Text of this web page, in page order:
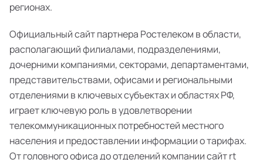
регионах.
Официальный сайт партнера Ростелеком в области,
располагающий филиалами, подразделениями,
дочерними компаниями, секторами, департаментами,
представительствами, офисами и региональными
отделениями в ключевых субъектах и областях РФ,
играет ключевую роль в удовлетворении
телекоммуникационных потребностей местного
населения и предоставлении информации о тарифах.
От головного офиса до отделений компании сайт rt